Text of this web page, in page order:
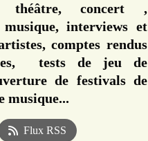
théâtre, concert ,
musique, interviews et
comptes rendus
tests de jeu de
de festivals de
musique...
Flux RSS